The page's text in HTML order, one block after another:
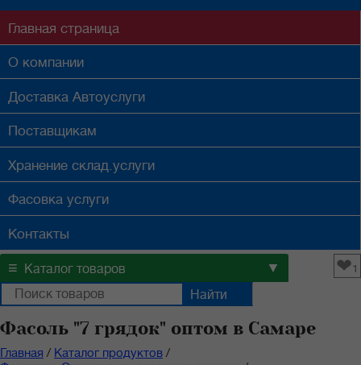
Главная страница
О компании
Доставка Автоуслуги
Поставщикам
Хранение склад.услуги
Фасовка услуги
Контакты
≡ Каталог товаров ▼ ❤1
Фасоль "7 грядок" оптом в Самаре
Главная / Каталог продуктов /